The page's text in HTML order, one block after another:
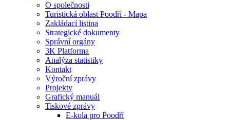
O společnosti
Turistická oblast Poodří - Mapa
Zakládací listina
Strategické dokumenty
Správní orgány
3K Platforma
Analýza statistiky
Kontakt
Výroční zprávy
Projekty
Grafický manuál
Tiskové zprávy
E-kola pro Poodří